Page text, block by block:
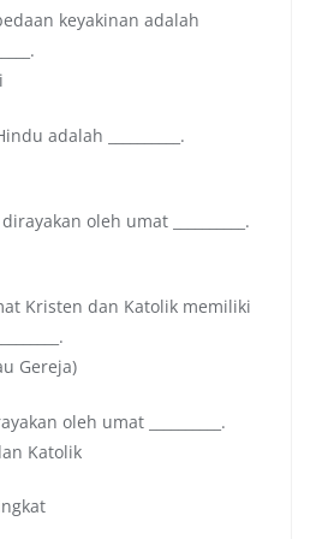
keyakinan adalah
adalah __________.
oleh umat __________.
Kristen dan Katolik memiliki
Gereja)
oleh umat __________.
Katolik